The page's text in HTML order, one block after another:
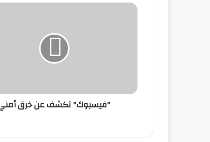
"
ت
ع
"فيسبوك" تكشف عن خرق